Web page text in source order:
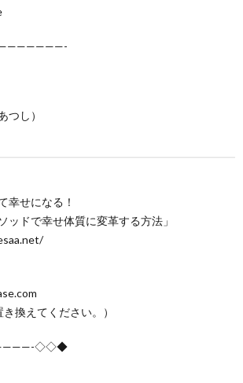
し）
幸せになる！
ッドで幸せ体質に変革する方法」
換えてください。）
◇◇◆